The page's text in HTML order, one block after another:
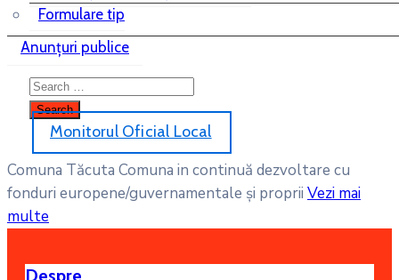
Formulare tip
Anunțuri publice
Monitorul Oficial Local
Comuna Tăcuta Comuna in continuă dezvoltare cu
fonduri europene/guvernamentale și proprii Vezi mai
multe
Despre